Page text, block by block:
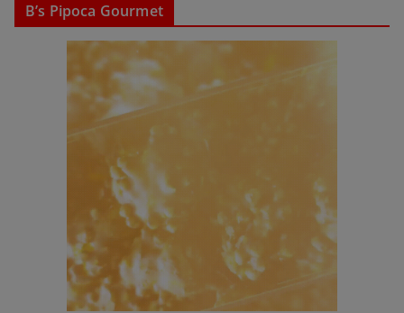
B’s Pipoca Gourmet